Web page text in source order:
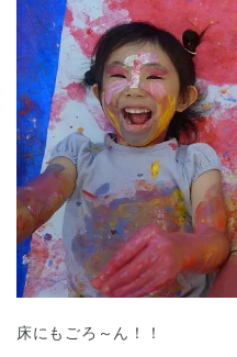
床にもごろ～ん！！